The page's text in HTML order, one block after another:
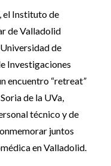
el Instituto de
de Valladolid
de
Investigaciones
encuentro “retreat”
de la UVa,
técnico y de
juntos
en Valladolid.